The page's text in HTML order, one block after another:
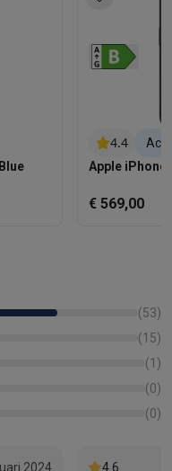
persoon verschijnt
4.4
Apple iPhone
€ 569,00
(53)
(15)
(1 )
(0)
(0)
2024 4.6